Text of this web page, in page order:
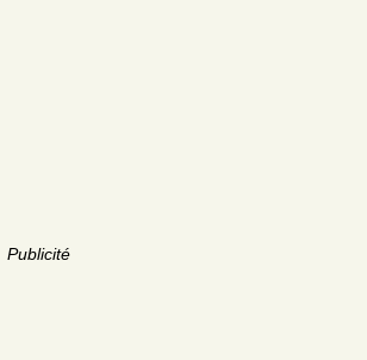
Publicité